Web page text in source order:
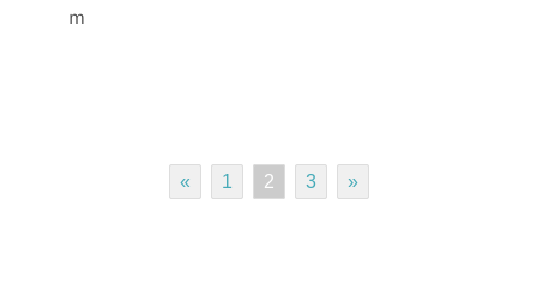
ｍ
« 1 2 3 »